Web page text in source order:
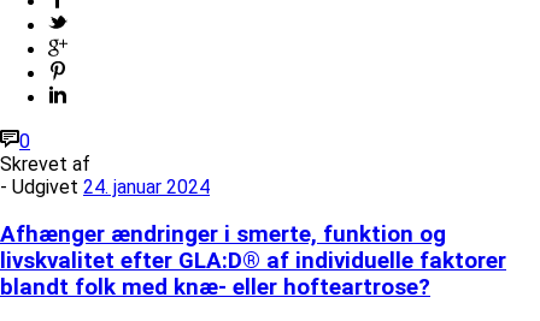
0
Skrevet af
- Udgivet 24. januar 2024
Afhænger ændringer i smerte, funktion og
livskvalitet efter GLA:D® af individuelle faktorer
blandt folk med knæ- eller hofteartrose?